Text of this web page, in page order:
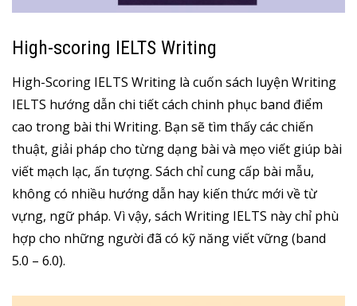
High-scoring IELTS Writing
High-Scoring IELTS Writing là cuốn sách luyện Writing
IELTS hướng dẫn chi tiết cách chinh phục band điểm
cao trong bài thi Writing. Bạn sẽ tìm thấy các chiến
thuật, giải pháp cho từng dạng bài và mẹo viết giúp bài
viết mạch lạc, ấn tượng. Sách chỉ cung cấp bài mẫu,
không có nhiều hướng dẫn hay kiến thức mới về từ
vựng, ngữ pháp. Vì vậy, sách Writing IELTS này chỉ phù
hợp cho những người đã có kỹ năng viết vững (band
5.0 – 6.0).